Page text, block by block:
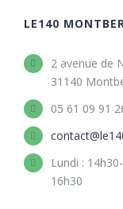
LE140
2 avenue de
31140
05 61 09 91
Lundi :
16h30